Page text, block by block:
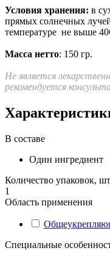
Условия хранения: в
прямых солнечных
температуре не выше
Масса нетто: 150 гр.
Не является
рекомендуется
В составе
Один ингредиент
Количество упаковок,
1
Область применения
Специальные